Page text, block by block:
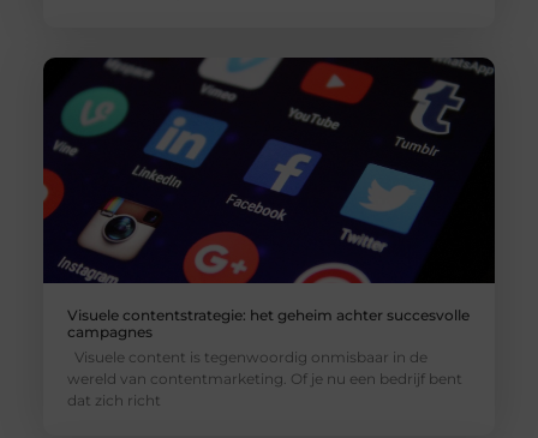
Visuele contentstrategie: het geheim achter succesvolle
campagnes
Visuele content is tegenwoordig onmisbaar in de
wereld van contentmarketing. Of je nu een bedrijf bent
dat zich richt